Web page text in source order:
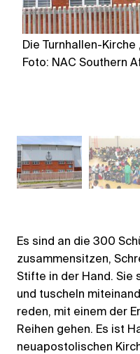
Die Turnhallen-
Foto: NAC Southern
Es sind an die 300
zusammensitzen,
Stifte in der Hand. Sie
und tuscheln
reden, mit einem der
Reihen gehen. Es ist
neuapostolischen